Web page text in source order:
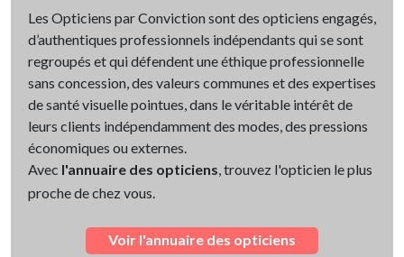
Les Opticiens par Conviction sont des opticiens engagés,
d’authentiques professionnels indépendants qui se sont
regroupés et qui défendent une éthique professionnelle
sans concession, des valeurs communes et des expertises
de santé visuelle pointues, dans le véritable intérêt de
leurs clients indépendamment des modes, des pressions
économiques ou externes.
Avec l'annuaire des opticiens , trouvez l'opticien le plus
proche de chez vous.
Voir l'annuaire des opticiens